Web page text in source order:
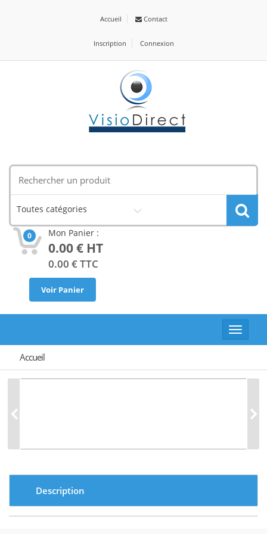
Accueil Contact
Inscription Connexion
Toutes catégories
0 Mon Panier :
0.00€ HT
0.00 € TTC
Voir Panier
Toggle
Accueil
Description